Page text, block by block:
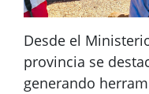
Desde el
provincia se
generando